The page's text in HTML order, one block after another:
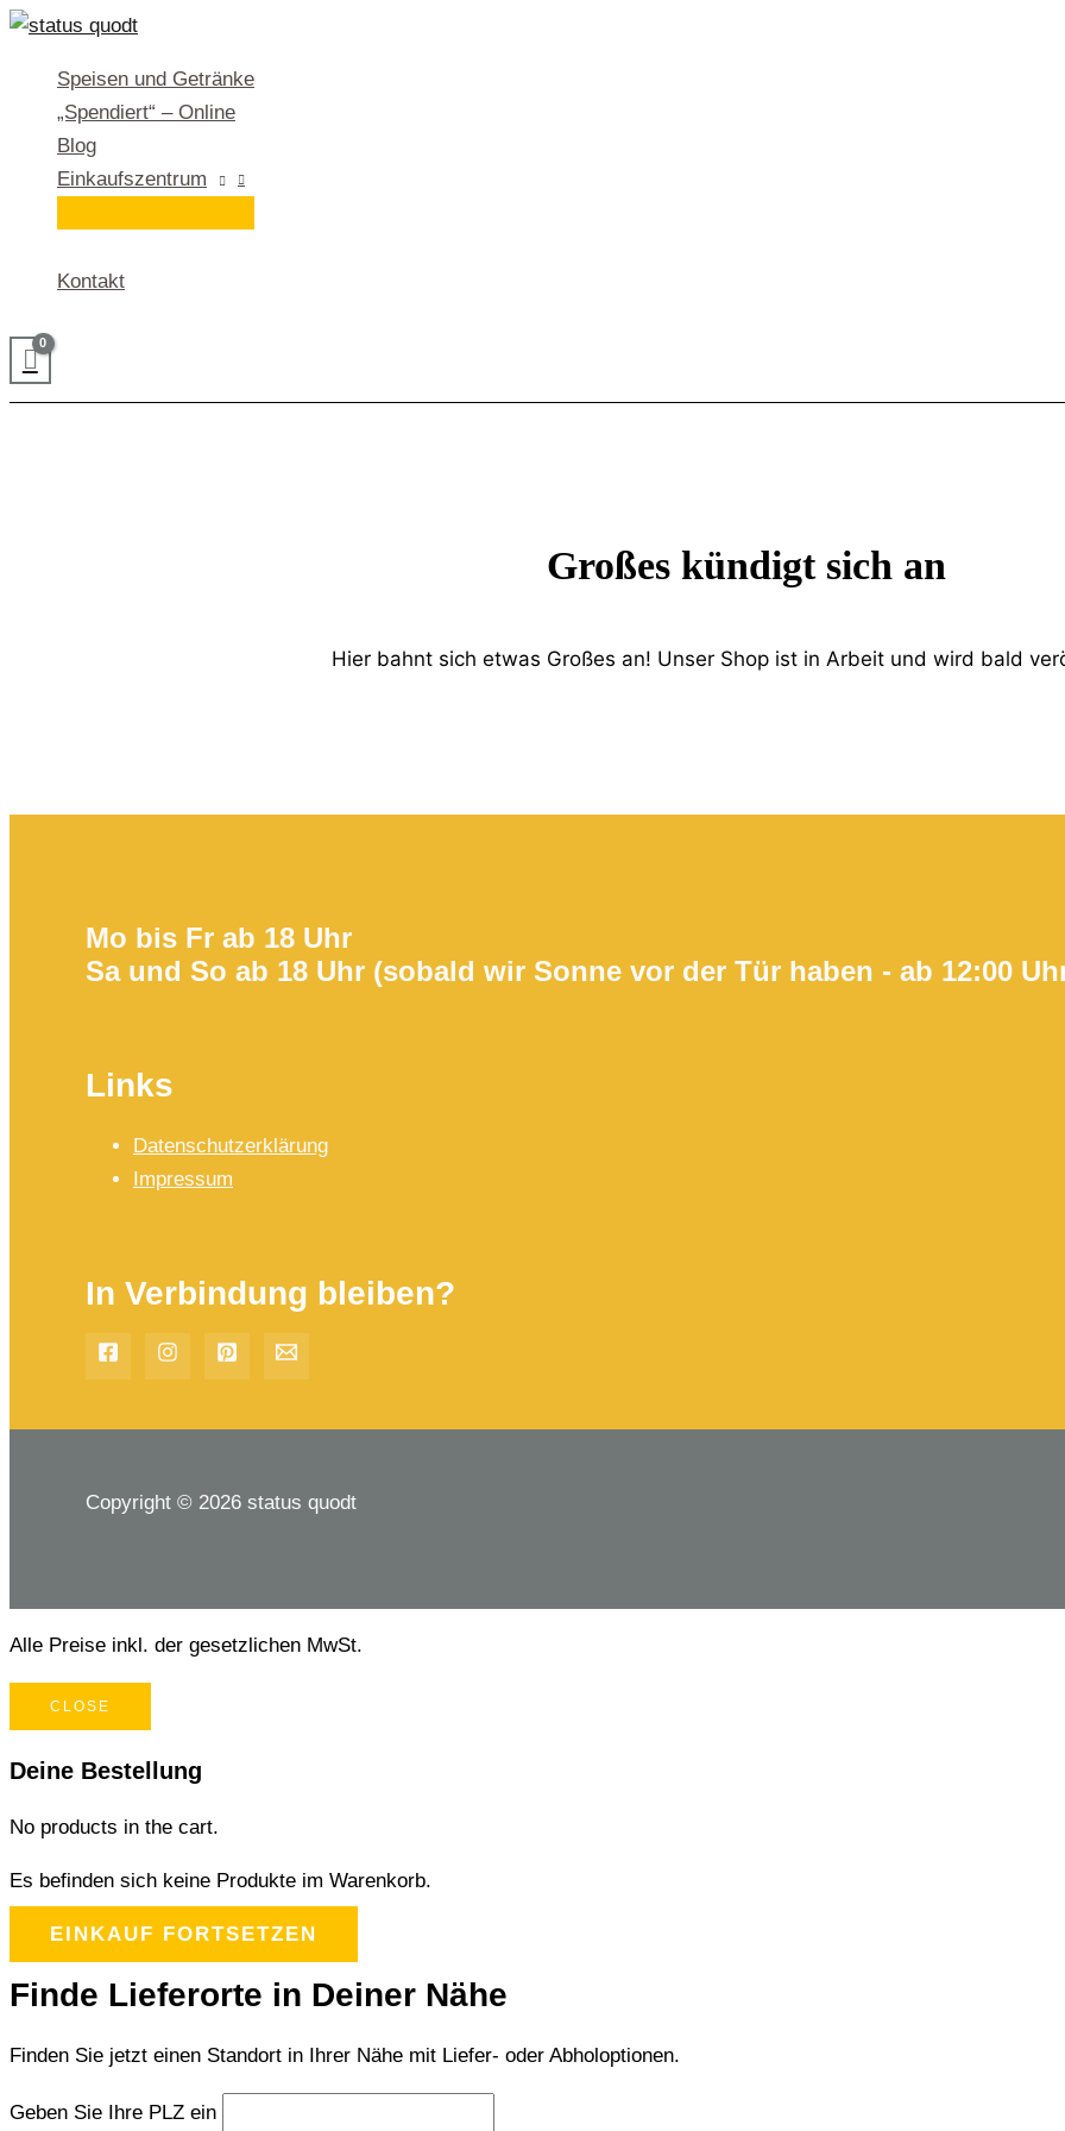
Zum
springenSpeisen und Getränke
„Spendiert“ – Online
Blog
Einkaufszentrum
Kontakt
Großes kündigt sich an
Hier bahnt sich etwas Großes an! Unser Shop ist in Arbeit und wird bald
Mo bis Fr ab 18 Uhr
Sa und So ab 18 Uhr (sobald wir Sonne vor der Tür haben - ab 12:00
Links
Datenschutzerklärung
Impressum
In Verbindung bleiben?
Copyright © 2026 status quodt
Alle Preise inkl. der gesetzlichen MwSt.
CLOSE
Deine Bestellung
No products in the cart.
Es befinden sich keine Produkte im Warenkorb.
EINKAUF FORTSETZEN
Finde Lieferorte in Deiner Nähe
Finden Sie jetzt einen Standort in Ihrer Nähe mit Liefer- oder Abholoptionen.
Geben Sie Ihre PLZ ein